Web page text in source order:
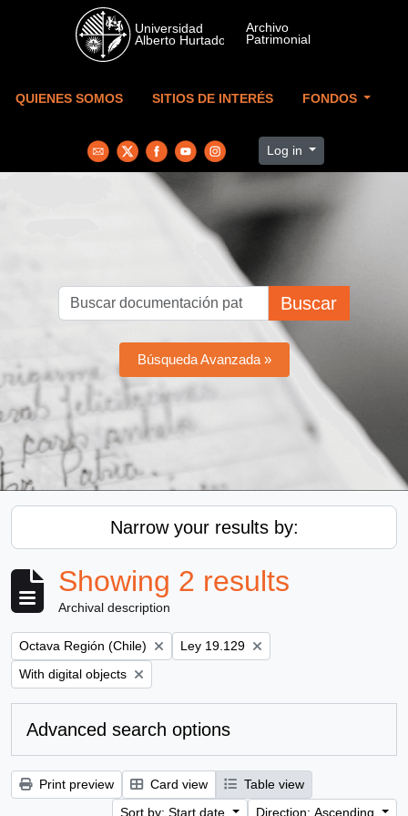
Skip to main content
QUIENES SOMOS SITIOS DE INTERÉS FONDOS
Log in
Buscar
Búsqueda Avanzada »
Narrow your results by:
Showing 2 results
Archival description
Remove filter:
Octava Región (Chile) Remove filter:
Ley 19.129
Remove filter:
With digital objects
Advanced search options
Print preview Card view
Table view
Sort by: Start date
Direction: Ascending